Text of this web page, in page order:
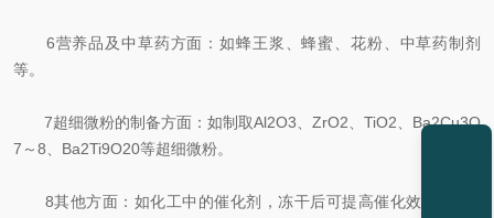
6营养品及中草药方面：如蜂王浆、蜂蜜、花粉、中草药制剂
等。
7超细微粉的制备方面：如制取Al2O3、ZrO2、TiO2、Ba2Cu3O
7～8、Ba2Ti9O20等超细微粉。
8其他方面：如化工中的催化剂，冻干后可提高催化效率5～20